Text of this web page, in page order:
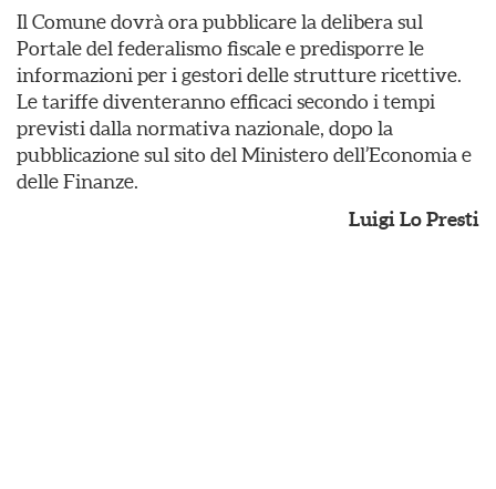
Il Comune dovrà ora pubblicare la delibera sul
Portale del federalismo fiscale e predisporre le
informazioni per i gestori delle strutture ricettive.
Le tariffe diventeranno efficaci secondo i tempi
previsti dalla normativa nazionale, dopo la
pubblicazione sul sito del Ministero dell’Economia e
delle Finanze.
Luigi Lo Presti